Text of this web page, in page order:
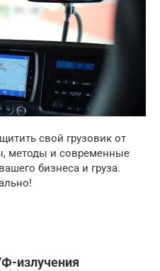
свой грузовик от
методы и современные
бизнеса и груза.
излучения